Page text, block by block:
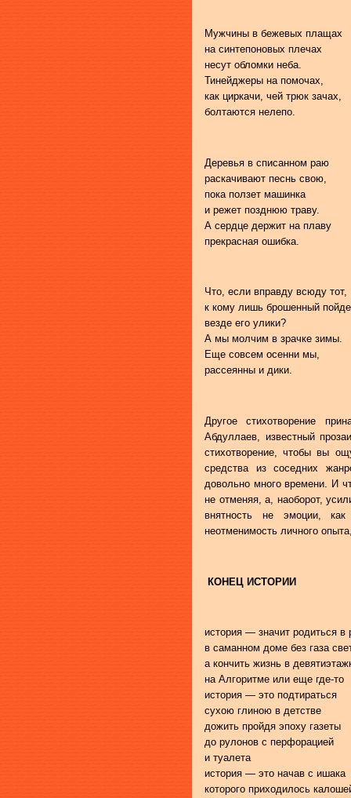
Мужчины в бежевых плащах
на синтепоновых плечах
несут обломки неба.
Тинейджеры на помочах,
как циркачи, чей трюк зачах,
болтаются нелепо.
Деревья в списанном раю
раскачивают песнь свою,
пока ползет машинка
и режет позднюю траву.
А сердце держит на плаву
прекрасная ошибка.
Что, если вправду всюду тот,
к кому лишь брошенный
везде его улики?
А мы молчим в зрачке зимы.
Еще совсем осенни мы,
рассеянны и дики.
Другое стихотворение
Абдуллаев, известный
стихотворение, чтобы вы
средства из соседних
довольно много времени. И
не отменяя, а, наоборот,
внятность не эмоции,
неотменимость личного
КОНЕЦ ИСТОРИИ
история — значит родиться в
в саманном доме без газа
а кончить жизнь в
на Алгоритме или еще где-то
история — это подтираться
сухою глиною в детстве
дожить пройдя эпоху газеты
до рулонов с перфорацией
и туалета
история — это начав с ишака
которого приходилось